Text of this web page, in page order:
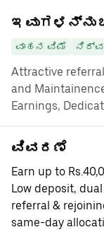
ಇವುಗಳನ್ನು
ವಾಹನ ವಿಮೆ
Attractive
and
Earnings,
ವಿವರಣೆ
Earn up to
Low deposit,
referral &
same-day